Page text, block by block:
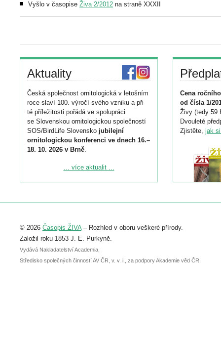
Vyšlo v časopise Živa 2/2012 na straně XXXII
Aktuality
Česká společnost ornitologická v letošním
roce slaví 100. výročí svého vzniku a při
té příležitosti pořádá ve spolupráci
se Slovenskou ornitologickou společností
SOS/BirdLife Slovensko jubilejní
ornitologickou konferenci ve dnech 16.–
18. 10. 2026 v Brně.
Podrobnější informace ke konferenci
Registrovat se můžete do 6. září.
abstraktu přihlášené přednášky nebo
posteru je už 30. června.
... více aktualit ...
Cena
od čísla 1/
Živy (tedy 59
Dvouleté
Zjistěte, jak
© 2026 Časopis ŽIVA– Rozhled v oboru veškeré přírody.
Založil roku 1853 J. E. Purkyně.
Vydává Nakladatelství Academia,
Středisko společných činností AV ČR, v. v. i., za podpory Akademie věd ČR.